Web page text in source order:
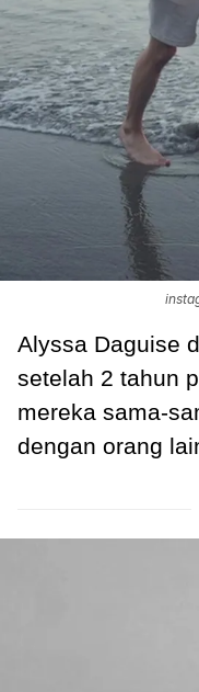
Alyssa Daguise
setelah 2 tahun
mereka sama-
dengan orang